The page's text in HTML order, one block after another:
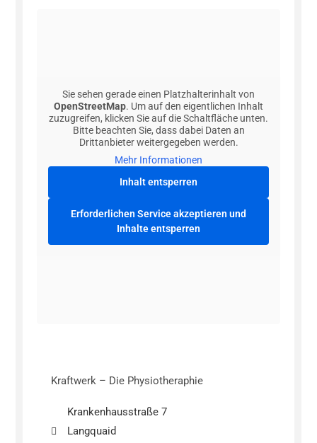
Sie sehen gerade einen Platzhalterinhalt von
OpenStreetMap. Um auf den eigentlichen Inhalt
zuzugreifen, klicken Sie auf die Schaltfläche unten.
Bitte beachten Sie, dass dabei Daten an
Drittanbieter weitergegeben werden.
Mehr Informationen
Inhalt entsperren
Erforderlichen Service akzeptieren und
Inhalte entsperren
Kraftwerk – Die Physiotheraphie
Krankenhausstraße 7
Langquaid